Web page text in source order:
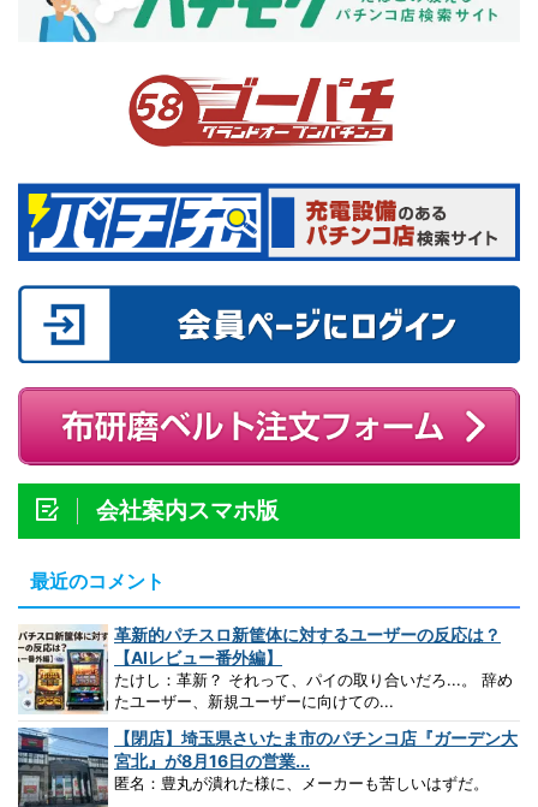
会社案内スマホ版
最近のコメント
革新的パチスロ新筐体に対するユーザーの反応は？
【AIレビュー番外編】
たけし：革新？ それって、パイの取り合いだろ...。 辞め
たユーザー、新規ユーザーに向けての...
【閉店】埼玉県さいたま市のパチンコ店『ガーデン大
宮北』が8月16日の営業...
匿名：豊丸が潰れた様に、メーカーも苦しいはずだ。